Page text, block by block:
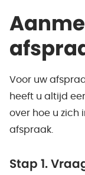
Voor uw
heeft u altijd
over hoe u zich
afspraak.
Stap 1.